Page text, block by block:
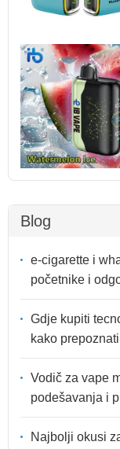
Blog
e-cigarette i
početnike i
Gdje kupiti
kako
Vodič za vape
podešavanja i
Najbolji okusi